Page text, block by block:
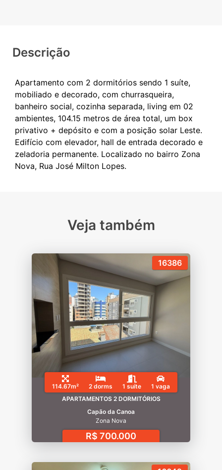
Descrição
Apartamento com 2 dormitórios sendo 1 suíte,
mobiliado e decorado, com churrasqueira,
banheiro social, cozinha separada, living em 02
ambientes, 104.15 metros de área total, um box
privativo + depósito e com a posição solar Leste.
Edifício com elevador, hall de entrada decorado e
zeladoria permanente. Localizado no bairro Zona
Veja também
16386
114.67m² 2 dorms 1 suíte
1 vaga
APARTAMENTOS 2 DORMITÓRIOS
Capão da Canoa
Zona Nova
R$ 700.000